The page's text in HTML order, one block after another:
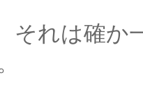
一昨日